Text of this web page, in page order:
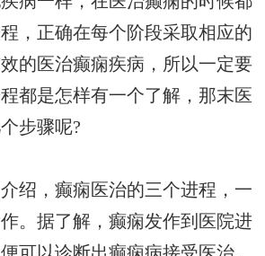
，正确在每个阶段采取相应的
的医治癫痫疾病，所以一定要
都是怎样有一个了解，那末医
步骤呢?
绍，癫痫医治的三个进程，一
。据了解，癫痫发作到医院进